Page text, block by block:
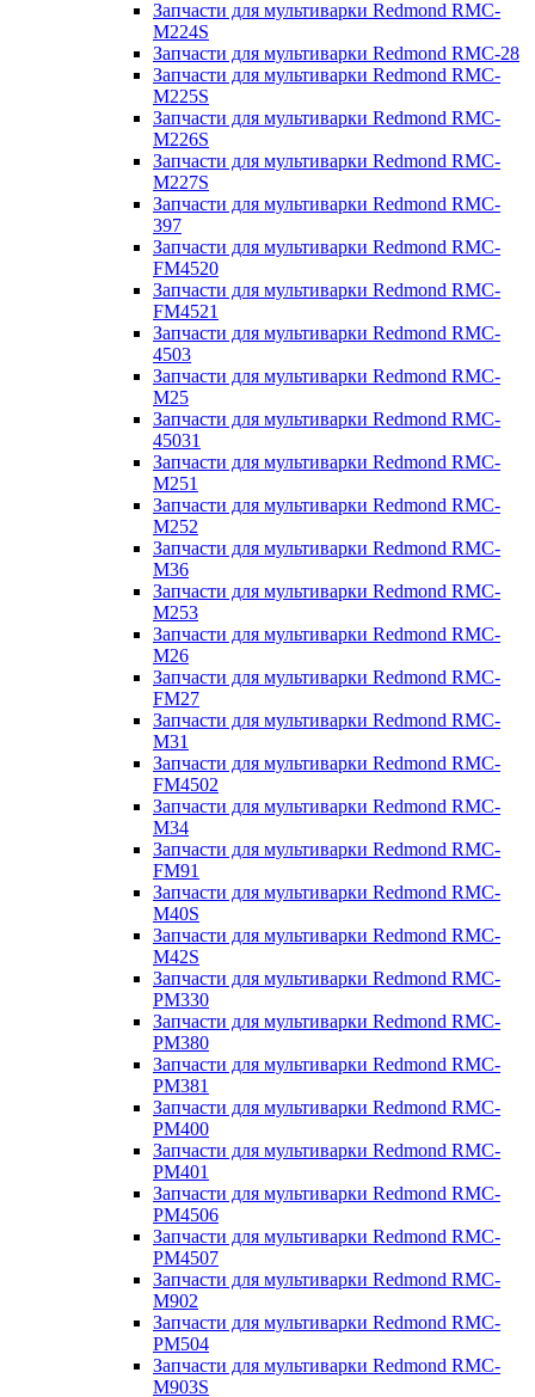
Запчасти для мультиварки Redmond RMC-
M224S
Запчасти для мультиварки Redmond RMC-28
Запчасти для мультиварки Redmond RMC-
M225S
Запчасти для мультиварки Redmond RMC-
M226S
Запчасти для мультиварки Redmond RMC-
M227S
Запчасти для мультиварки Redmond RMC-
397
Запчасти для мультиварки Redmond RMC-
FM4520
Запчасти для мультиварки Redmond RMC-
FM4521
Запчасти для мультиварки Redmond RMC-
4503
Запчасти для мультиварки Redmond RMC-
M25
Запчасти для мультиварки Redmond RMC-
45031
Запчасти для мультиварки Redmond RMC-
M251
Запчасти для мультиварки Redmond RMC-
M252
Запчасти для мультиварки Redmond RMC-
M36
Запчасти для мультиварки Redmond RMC-
M253
Запчасти для мультиварки Redmond RMC-
M26
Запчасти для мультиварки Redmond RMC-
FM27
Запчасти для мультиварки Redmond RMC-
M31
Запчасти для мультиварки Redmond RMC-
FM4502
Запчасти для мультиварки Redmond RMC-
M34
Запчасти для мультиварки Redmond RMC-
FM91
Запчасти для мультиварки Redmond RMC-
M40S
Запчасти для мультиварки Redmond RMC-
M42S
Запчасти для мультиварки Redmond RMC-
PM330
Запчасти для мультиварки Redmond RMC-
PM380
Запчасти для мультиварки Redmond RMC-
PM381
Запчасти для мультиварки Redmond RMC-
PM400
Запчасти для мультиварки Redmond RMC-
PM401
Запчасти для мультиварки Redmond RMC-
PM4506
Запчасти для мультиварки Redmond RMC-
PM4507
Запчасти для мультиварки Redmond RMC-
M902
Запчасти для мультиварки Redmond RMC-
PM504
Запчасти для мультиварки Redmond RMC-
M903S